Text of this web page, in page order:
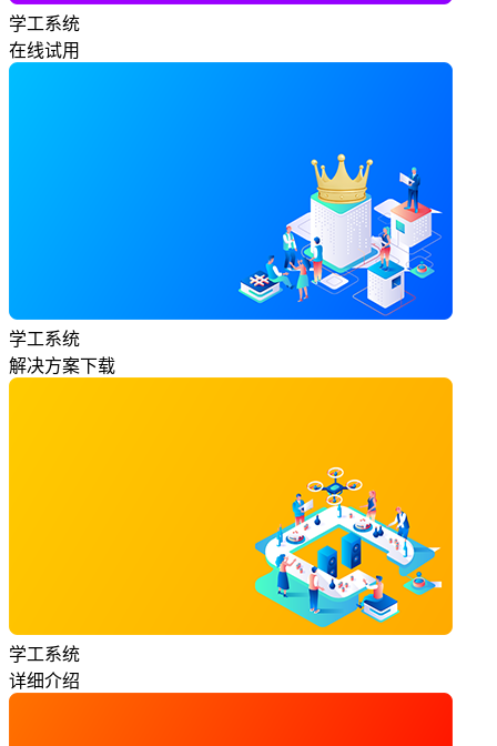
学工系统
在线试用
学工系统
解决方案下载
学工系统
详细介绍